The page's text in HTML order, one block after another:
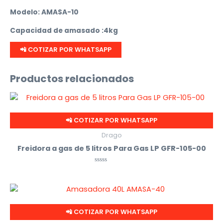
Modelo: AMASA-10
Capacidad de amasado :4kg
📲 COTIZAR POR WHATSAPP
Productos relacionados
📲 COTIZAR POR WHATSAPP
Drago
Freidora a gas de 5 litros Para Gas LP GFR-105-00
de
5
📲 COTIZAR POR WHATSAPP